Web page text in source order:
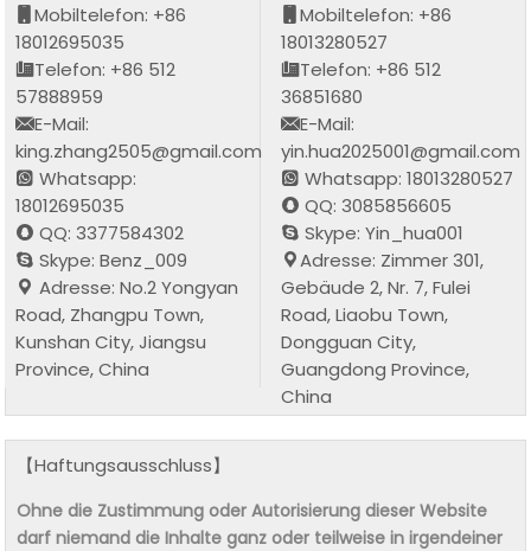
Mobiltelefon: +86
18012695035
Telefon: +86 512
57888959
E-Mail:
king.zhang2505@gmail.com
Whatsapp:
18012695035
QQ: 3377584302
Skype: Benz_009
Adresse: No.2 Yongyan
Road, Zhangpu Town,
Kunshan City, Jiangsu
Province, China
Mobiltelefon: +86
18013280527
Telefon: +86 512
36851680
E-Mail:
yin.hua2025001@gmail.com
Whatsapp: 18013280527
QQ: 3085856605
Skype: Yin_hua001
Adresse: Zimmer 301,
Gebäude 2, Nr. 7, Fulei
Road, Liaobu Town,
Dongguan City,
Guangdong Province,
China
【Haftungsausschluss】
Ohne die Zustimmung oder Autorisierung dieser Website
darf niemand die Inhalte ganz oder teilweise in irgendeiner